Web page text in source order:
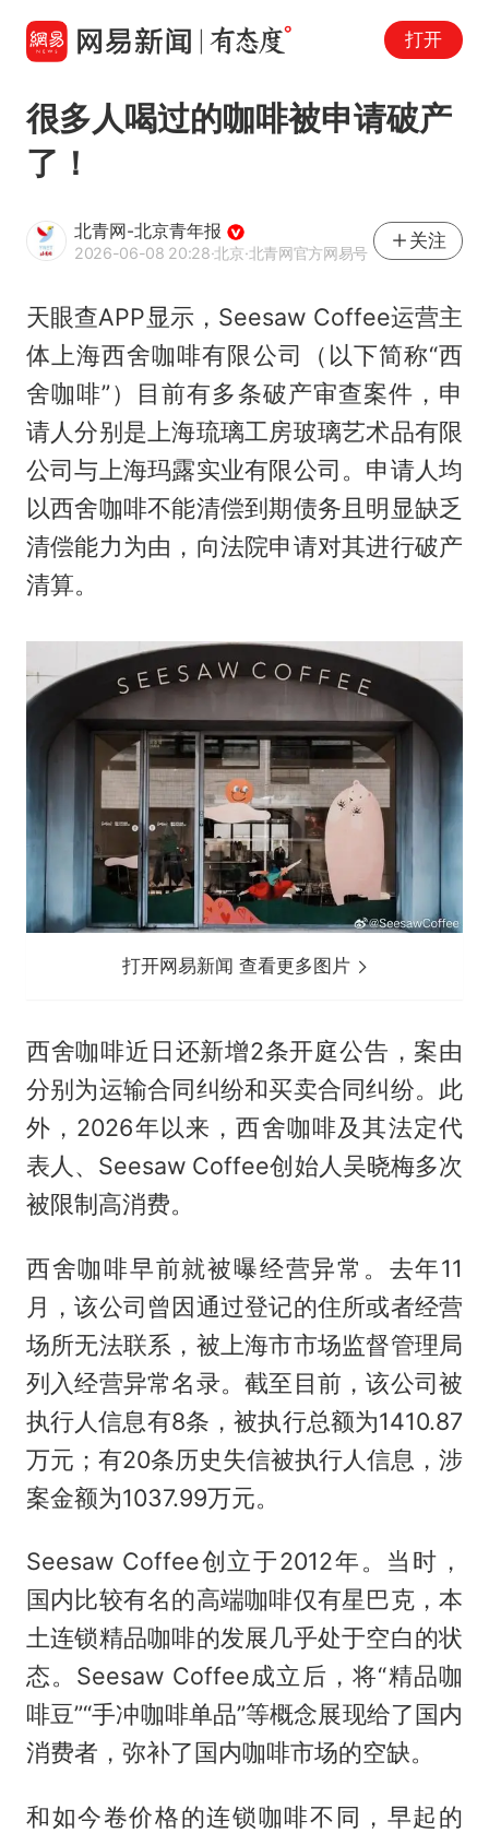
打开
很多人喝过的咖啡被申请破产
了！
北青网-北京青年报
2026-06-08 20:28·北京·北青网官方网易号
关注
天眼查APP显示，Seesaw Coffee运营主
体上海西舍咖啡有限公司（以下简称“西
舍咖啡”）目前有多条破产审查案件，申
请人分别是上海琉璃工房玻璃艺术品有限
公司与上海玛露实业有限公司。申请人均
以西舍咖啡不能清偿到期债务且明显缺乏
清偿能力为由，向法院申请对其进行破产
清算。
打开网易新闻 查看更多图片
西舍咖啡近日还新增2条开庭公告，案由
分别为运输合同纠纷和买卖合同纠纷。此
外，2026年以来，西舍咖啡及其法定代
表人、Seesaw Coffee创始人吴晓梅多次
被限制高消费。
西舍咖啡早前就被曝经营异常。去年11
月，该公司曾因通过登记的住所或者经营
场所无法联系，被上海市市场监督管理局
列入经营异常名录。截至目前，该公司被
执行人信息有8条，被执行总额为1410.87
万元；有20条历史失信被执行人信息，涉
案金额为1037.99万元。
Seesaw Coffee创立于2012年。当时，
国内比较有名的高端咖啡仅有星巴克，本
土连锁精品咖啡的发展几乎处于空白的状
态。Seesaw Coffee成立后，将“精品咖
啡豆”“手冲咖啡单品”等概念展现给了国内
消费者，弥补了国内咖啡市场的空缺。
和如今卷价格的连锁咖啡不同，早起的